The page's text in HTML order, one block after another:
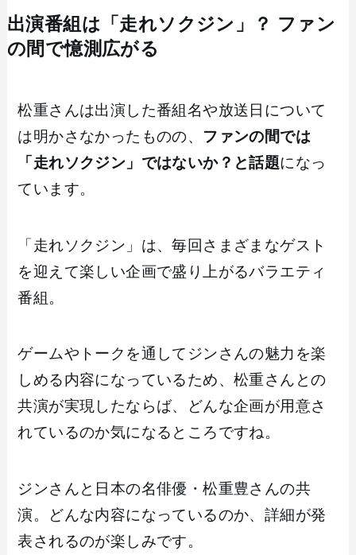
出演番組は「走れソクジン」？ ファン
の間で憶測広がる
松重さんは出演した番組名や放送日について
は明かさなかったものの、 ファンの間では
「走れソクジン」ではないか？と話題になっ
ています。
「走れソクジン」は、毎回さまざまなゲスト
を迎えて楽しい企画で盛り上がるバラエティ
番組。
ゲームやトークを通してジンさんの魅力を楽
しめる内容になっているため、松重さんとの
共演が実現したならば、どんな企画が用意さ
れているのか気になるところですね。
ジンさんと日本の名俳優・松重豊さんの共
演。どんな内容になっているのか、詳細が発
表されるのが楽しみです。